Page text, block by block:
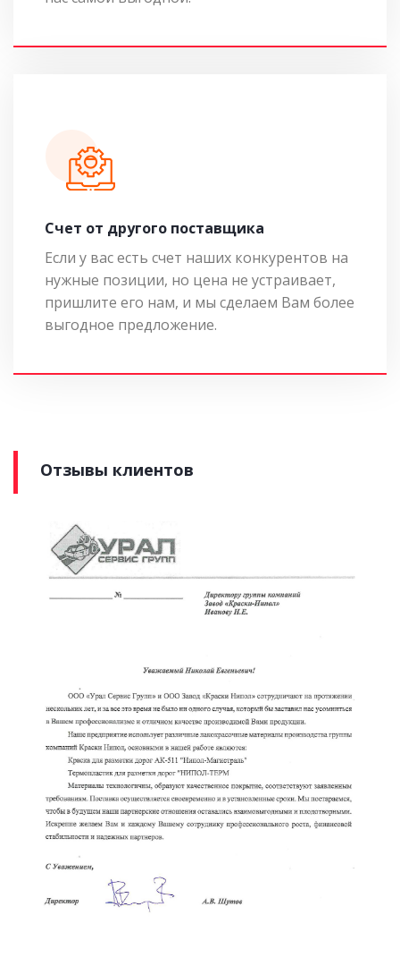
Cчет от другого поставщика
Если у вас есть счет наших конкурентов на
нужные позиции, но цена не устраивает,
пришлите его нам, и мы сделаем Вам более
выгодное предложение.
Отзывы клиентов